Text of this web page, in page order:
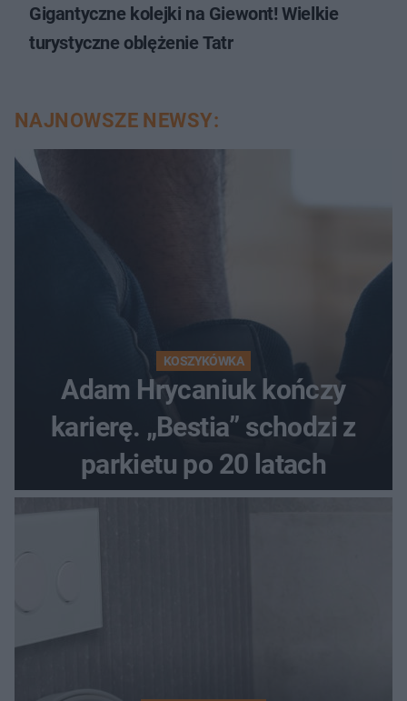
Gigantyczne kolejki na Giewont! Wielkie
turystyczne oblężenie Tatr
NAJNOWSZE NEWSY:
KOSZYKÓWKA
Adam Hrycaniuk kończy
karierę. „Bestia” schodzi z
parkietu po 20 latach